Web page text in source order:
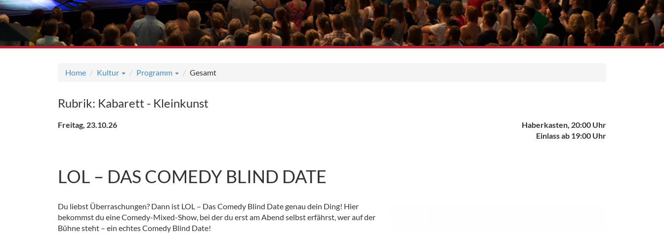
Home Kultur Programm Gesamt
Rubrik: Kabarett - Kleinkunst
Haberkasten, 20:00 Uhr
Einlass ab 19:00 Uhr
Freitag, 23.10.26
LOL – DAS COMEDY BLIND DATE
Du liebst Überraschungen? Dann ist LOL – Das Comedy Blind Date genau dein Ding! Hier
bekommst du eine Comedy-Mixed-Show, bei der du erst am Abend selbst erfährst, wer auf der
Bühne steht – ein echtes Comedy Blind Date!